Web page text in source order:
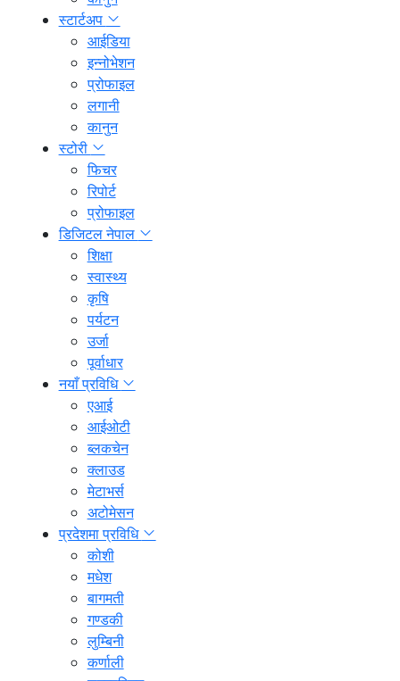
स्टार्टअप
आईडिया
इन्नोभेशन
प्रोफाइल
लगानी
कानुन
स्टोरी
फिचर
रिपोर्ट
प्रोफाइल
डिजिटल नेपाल
शिक्षा
स्वास्थ्य
कृषि
पर्यटन
उर्जा
पूर्वाधार
नयाँ प्रविधि
एआई
आईओटी
ब्लकचेन
क्लाउड
मेटाभर्स
अटोमेसन
प्रदेशमा प्रविधि
कोशी
मधेश
बागमती
गण्डकी
लुम्बिनी
कर्णाली